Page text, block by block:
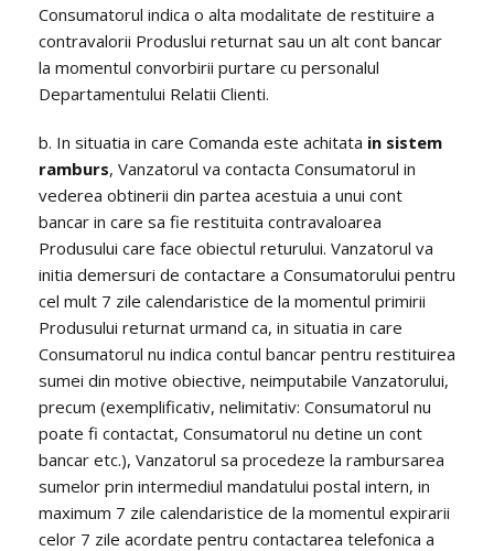
Consumatorul indica o alta modalitate de restituire a
contravalorii Produslui returnat sau un alt cont bancar
la momentul convorbirii purtare cu personalul
Departamentului Relatii Clienti.
b. In situatia in care Comanda este achitata in sistem
ramburs, Vanzatorul va contacta Consumatorul in
vederea obtinerii din partea acestuia a unui cont
bancar in care sa fie restituita contravaloarea
Produsului care face obiectul returului. Vanzatorul va
initia demersuri de contactare a Consumatorului pentru
cel mult 7 zile calendaristice de la momentul primirii
Produsului returnat urmand ca, in situatia in care
Consumatorul nu indica contul bancar pentru restituirea
sumei din motive obiective, neimputabile Vanzatorului,
precum (exemplificativ, nelimitativ: Consumatorul nu
poate fi contactat, Consumatorul nu detine un cont
bancar etc.), Vanzatorul sa procedeze la rambursarea
sumelor prin intermediul mandatului postal intern, in
maximum 7 zile calendaristice de la momentul expirarii
celor 7 zile acordate pentru contactarea telefonica a